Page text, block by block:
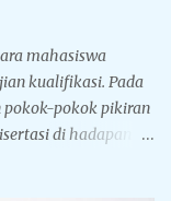
mahasiswa
kualifikasi. Pada
pokok-pokok pikiran
di hadapan